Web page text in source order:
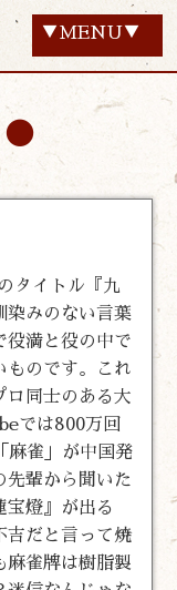
▼MENU▼
タイトル『九
染みのない言葉
役満と役の中で
ものです。これ
ロ同士のある大
では800万回
麻雀」が中国発
先輩から聞いた
宝燈』が出る
吉だと言って焼
麻雀牌は樹脂製